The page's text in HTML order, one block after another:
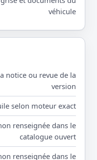
véhicule
notice ou revue de la
version
selon moteur exact
renseignée dans le
catalogue ouvert
renseignée dans le